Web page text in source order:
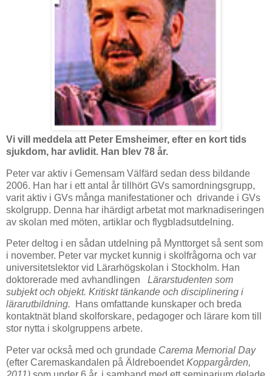
Vi vill meddela att Peter Emsheimer, efter en kort tids
sjukdom, har avlidit. Han blev 78 år.
Peter var aktiv i Gemensam Välfärd sedan dess bildande
2006. Han har i ett antal år tillhört GVs samordningsgrupp,
varit aktiv i GVs många manifestationer och drivande i GVs
skolgrupp. Denna har ihärdigt arbetat mot marknadiseringen
av skolan med möten, artiklar och flygbladsutdelning.
Peter deltog i en sådan utdelning på Mynttorget så sent som
i november. Peter var mycket kunnig i skolfrågorna och var
universitetslektor vid Lärarhögskolan i Stockholm. Han
doktorerade med avhandlingen
Lärarstudenten som
subjekt och objekt. Kritiskt tänkande och disciplinering i
lärarutbildning.
Hans omfattande kunskaper och breda
kontaktnät bland skolforskare, pedagoger och lärare kom till
stor nytta i skolgruppens arbete.
Peter var också med och grundade Carema Memorial Day
(efter Caremaskandalen på ÄldreboendetKoppargården,